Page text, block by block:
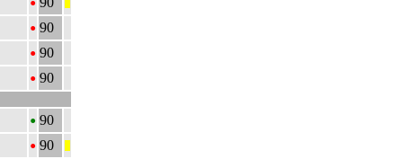
• 90
• 90
• 90
• 90
• 90